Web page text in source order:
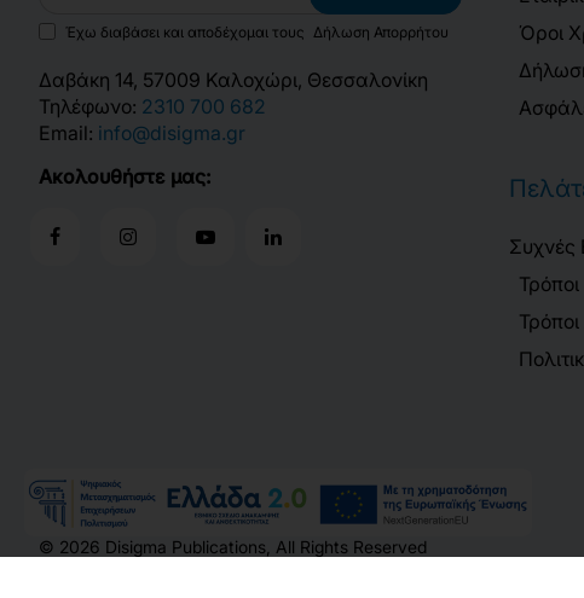
Έχω διαβάσει και αποδέχομαι τους Δήλωση Απορρήτου
Δαβάκη 14, 57009 Καλοχώρι, Θεσσαλονίκη
Τηλέφωνο: 2310 700 682
Email: info@disigma.gr
Ακολουθήστε μας:
Όροι
Συχνές
© 2026 Disigma Publications, All Rights Reserved